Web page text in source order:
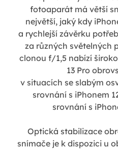
fotoaparát má větší
největší, jaký kdy
a rychlejší závěrku
za různých světelných
clonou f/1,5 nabízí
13 Pro
v situacích se slabým
srovnání s iPhonem
srovnání s
Optická stabilizace
snímače je k dispozici u